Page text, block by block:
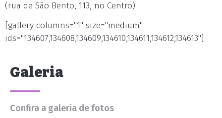
(rua de São Bento, 113, no Centro).
[gallery columns="1" size="medium"
ids="134607,134608,134609,134610,134611,134612,134613"]
Galeria
Confira a galeria de fotos